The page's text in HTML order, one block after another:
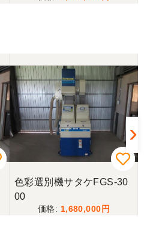
色彩選別機サタケFGS-30
00
1,680,000